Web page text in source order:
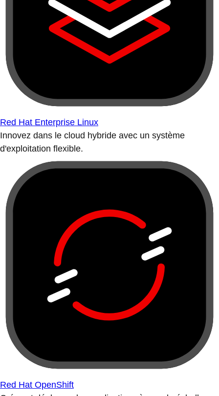
Red Hat Enterprise Linux
Innovez dans le cloud hybride avec un système
d'exploitation flexible.
Red Hat OpenShift